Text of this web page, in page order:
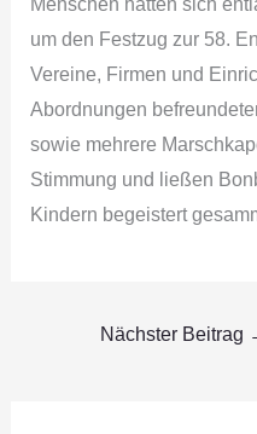
um den Festzug zur 58.
Vereine, Firmen und
Abordnungen
sowie mehrere
Stimmung und ließen
Kindern begeistert
Nächster Beitrag